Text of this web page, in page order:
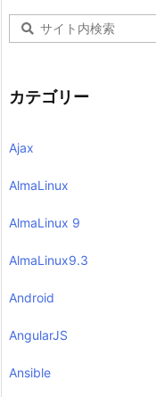
カテゴリー
Ajax
AlmaLinux
AlmaLinux 9
AlmaLinux9.3
Android
AngularJS
Ansible